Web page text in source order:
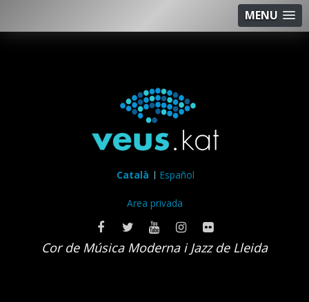
MENU
Català Español
Area privada
Cor de Música Moderna i Jazz de Lleida